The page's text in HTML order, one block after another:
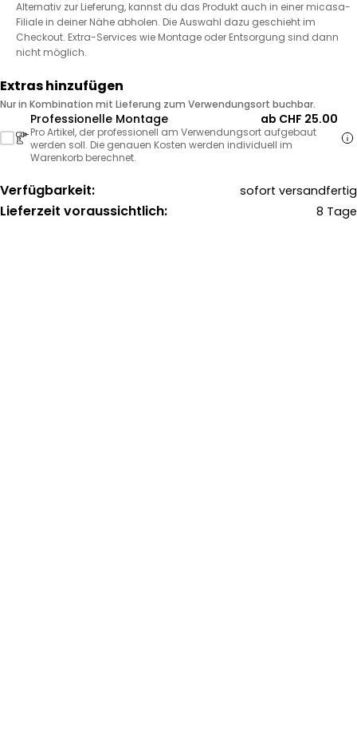
Alternativ zur Lieferung, kannst du das Produkt auch in einer micasa-
Filiale in deiner Nähe abholen. Die Auswahl dazu geschieht im
Checkout. Extra-Services wie Montage oder Entsorgung sind dann
nicht möglich.
Extras hinzufügen
Nur in Kombination mit Lieferung zum Verwendungsort buchbar.
Professionelle Montage ab CHF 25.00
Pro Artikel, der professionell am Verwendungsort aufgebaut
werden soll. Die genauen Kosten werden individuell im
Warenkorb berechnet.
Verfügbarkeit: sofort versandfertig
Lieferzeit voraussichtlich: 8 Tage